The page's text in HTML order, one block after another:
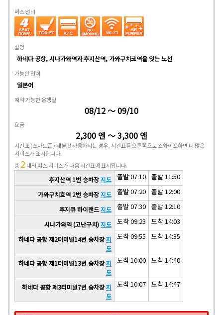
버스 설비
설명
하네다 공항, 시나가와역과 후지산역, 가와구치코역을 잇는 노선
가능한 언어
일본어
예약 가능한 운행일
08/12 ～ 09/10
요금
2,300 엔 ～ 3,300 엔
시간표(스마트폰 / 태블릿 사용하시는 경우, 시간표를 오른쪽으로 스와이프하면 더 많은
서비스가 표시됩니다.
총2 대의 버스 서비스가 다음 시간표에 표시됩니다.
후지산역 1번 승차장지도 출발 07:10 출발 11:50
가와구치호역 2번 승차장지도 출발 07:20 출발 12:00
후지큐 하이랜드지도 출발 07:30 출발 12:10
시나가와역 (고난구치)지도 도착 09:23 도착 14:03
하네다 공항 제2터미널14번 승차장지
도
도착 09:55 도착 14:35
하네다 공항 제1터미널13번 승차장지
도
도착 10:00 도착 14:40
하네다 공항 제3터미널7번 승차장지
도
도착 10:07 도착 14:47